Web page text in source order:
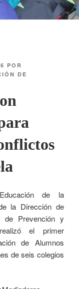
POR
DE
de la
la Dirección de
de Prevención y
el primer
de Alumnos
de seis colegios